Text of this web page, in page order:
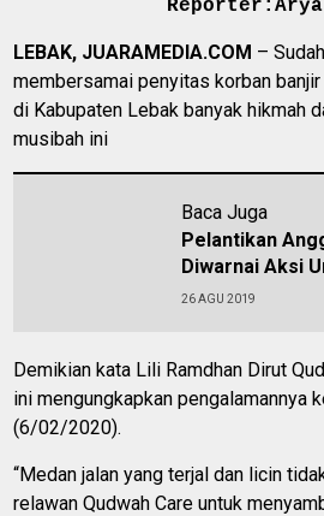
LEBAK, JUARAMEDIA.COM –
membersamai penyitas korban
di Kabupaten Lebak banyak hikmah
musibah ini
Baca Juga
Pelantikan
Diwarnai Aksi
26 AGU 2019
Demikian kata Lili Ramdhan Dirut
ini mengungkapkan pengalamannya
(6/02/2020).
“Medan jalan yang terjal dan licin
relawan Qudwah Care untuk